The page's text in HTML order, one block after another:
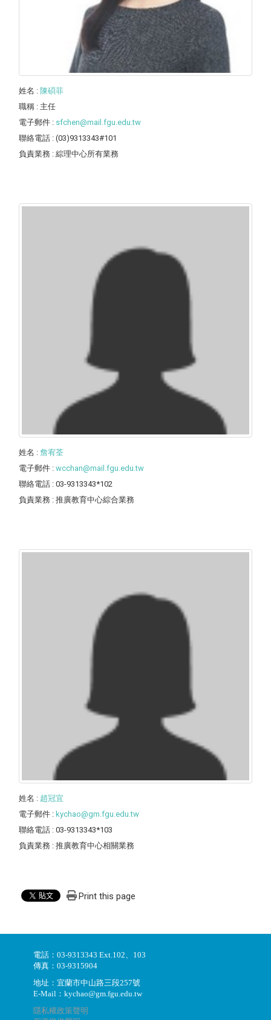
姓名 : 陳碩菲
職稱 : 主任
電子郵件 : sfchen@mail.fgu.edu.tw
聯絡電話 : (03)9313343#101
負責業務 : 綜理中心所有業務
姓名 : 詹宥荃
電子郵件 : wcchan@mail.fgu.edu.tw
聯絡電話 : 03-9313343*102
負責業務 : 推廣教育中心綜合業務
姓名 : 趙冠宜
電子郵件 : kychao@gm.fgu.edu.tw
聯絡電話 : 03-9313343*103
負責業務 : 推廣教育中心相關業務
Print this page
電話：03-9313343 Ext.102、103
傳真：03-9315904
地址：宜蘭市中山路三段257號
E-Mail：kychao@gm.fgu.edu.tw
隱私權政策聲明